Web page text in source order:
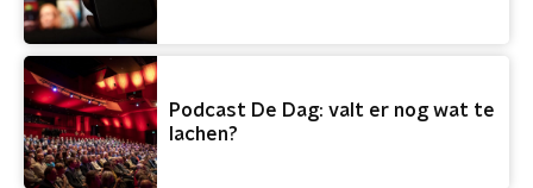
Podcast De Dag: valt er nog wat te
lachen?